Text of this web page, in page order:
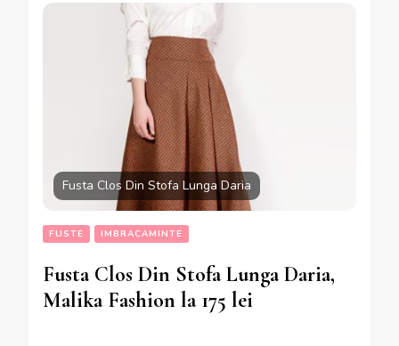
Fusta Clos Din Stofa Lunga Daria
FUSTE IMBRACAMINTE
Fusta Clos Din Stofa Lunga Daria,
Malika Fashion la 175 lei